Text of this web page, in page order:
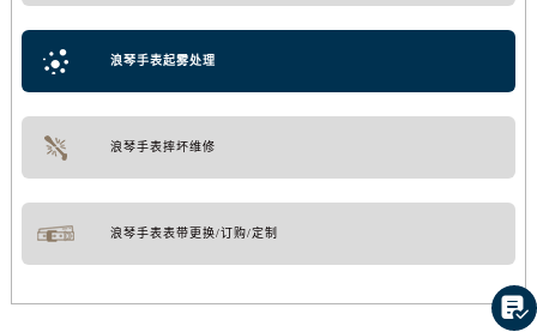
浪琴手表起雾处理
浪琴手表摔坏维修
浪琴手表表带更换/订购/定制
